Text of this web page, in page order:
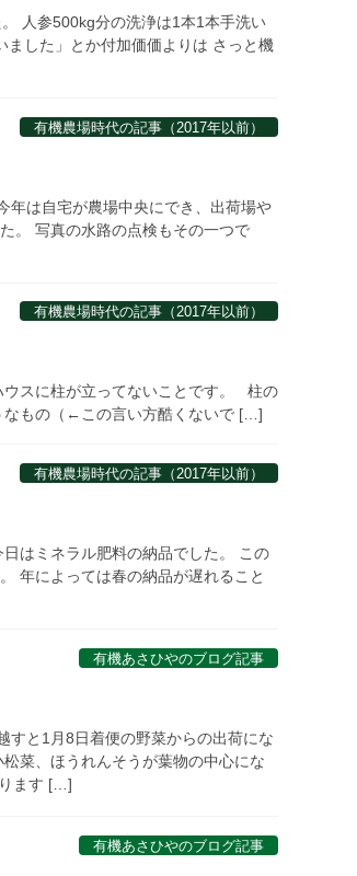
人参500kg分の洗浄は1本1本手洗い
した」とか付加価価よりは さっと機
有機農場時代の記事（2017年以前）
年は自宅が農場中央にでき、出荷場や
。 写真の水路の点検もその一つで
有機農場時代の記事（2017年以前）
ウスに柱が立ってないことです。 柱の
なもの（←この言い方酷くないで […]
有機農場時代の記事（2017年以前）
はミネラル肥料の納品でした。 この
年によっては春の納品が遅れること
有機あさひやのブログ記事
すと1月8日着便の野菜からの出荷にな
菜、ほうれんそうが葉物の中心にな
ます […]
有機あさひやのブログ記事